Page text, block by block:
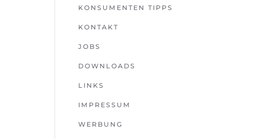
KONSUMENTEN TIPPS
KONTAKT
JOBS
DOWNLOADS
LINKS
IMPRESSUM
WERBUNG